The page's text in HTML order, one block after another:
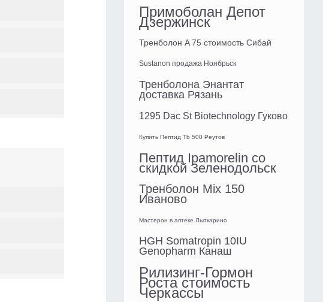
Примоболан Депот
Дзержинск
Тренболон A 75 стоимость Сибай
Sustanon продажа Ноябрьск
Тренболона Энантат
доставка Рязань
1295 Dac St Biotechnology Гуково
Купить Пептид Tb 500 Реутов
Пептид Ipamorelin со
скидкой Зеленодольск
Тренболон Mix 150
Иваново
Мастерон в аптеке Лыткарино
HGH Somatropin 10IU
Genopharm Канаш
Рилизинг-Гормон
Роста стоимость
Черкассы